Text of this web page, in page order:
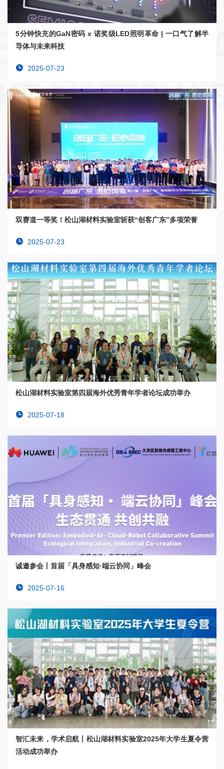
5分钟快充的GaN密码 x 诺奖级LED照明革命 | 一口气了解半
导体与未来科技
2025-07-23
双赛道一等奖！松山湖材料实验室斩获“创客广东”多项荣誉
2025-07-23
松山湖材料实验室第四届海外优秀青年学者论坛成功举办
2025-07-18
诚邀参会丨首届「具身感知·端云协同」峰会
2025-07-16
智汇未来，学术启航丨松山湖材料实验室2025年大学生夏令营
活动成功举办